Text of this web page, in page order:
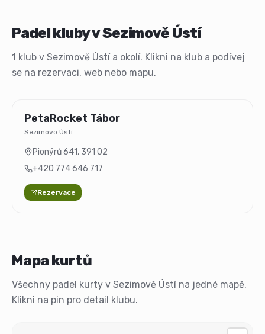
Padel kluby v Sezimově Ústí
1 klub v Sezimově Ústí a okolí. Klikni na klub a podívej
se na rezervaci, web nebo mapu.
PetaRocket Tábor
Sezimovo Ústí
Pionýrů 641, 391 02
+420 774 646 717
Rezervace
Mapa kurtů
Všechny padel kurty v Sezimově Ústí na jedné mapě.
Klikni na pin pro detail klubu.